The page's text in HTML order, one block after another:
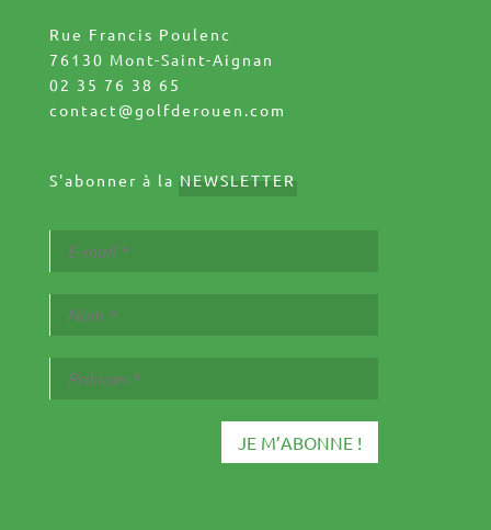
Rue Francis Poulenc
76130 Mont-Saint-Aignan
02 35 76 38 65
contact@golfderouen.com
S'abonner à la NEWSLETTER